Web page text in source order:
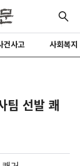
건사고 사회복지
팀 선발 쾌